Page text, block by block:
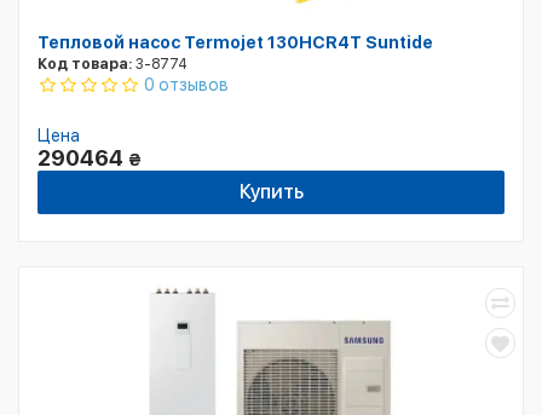
Тепловой насос Termojet 130HCR4T Suntide
Код товара: 3-8774
0 отзывов
Цена
290464 ₴
Купить